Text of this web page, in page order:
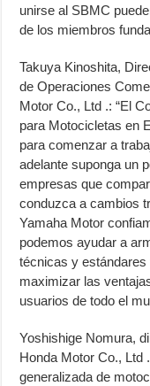
unirse al SBMC
de los miembros
Takuya Kinoshita,
de Operaciones
Motor Co., Ltd .: “El
para Motocicletas en
para comenzar a
adelante suponga un
empresas que
conduzca a cambios
Yamaha Motor
podemos ayudar a
técnicas y
maximizar las
usuarios de todo el
Yoshishige Nomura,
Honda Motor Co., Ltd
generalizada de